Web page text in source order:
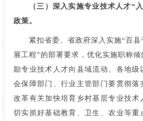
（三）深入实施专业技术人才“
政策。
紧扣省委、省政府深入实施“百
展工程”的部署要求，优化实施职称
励专业技术人才向县域流动。各地级
会保障部门、行业主管部门要贯彻落
改革有关加快培育乡村基层专业技术
切实抓好基础教育、卫生、农业等重